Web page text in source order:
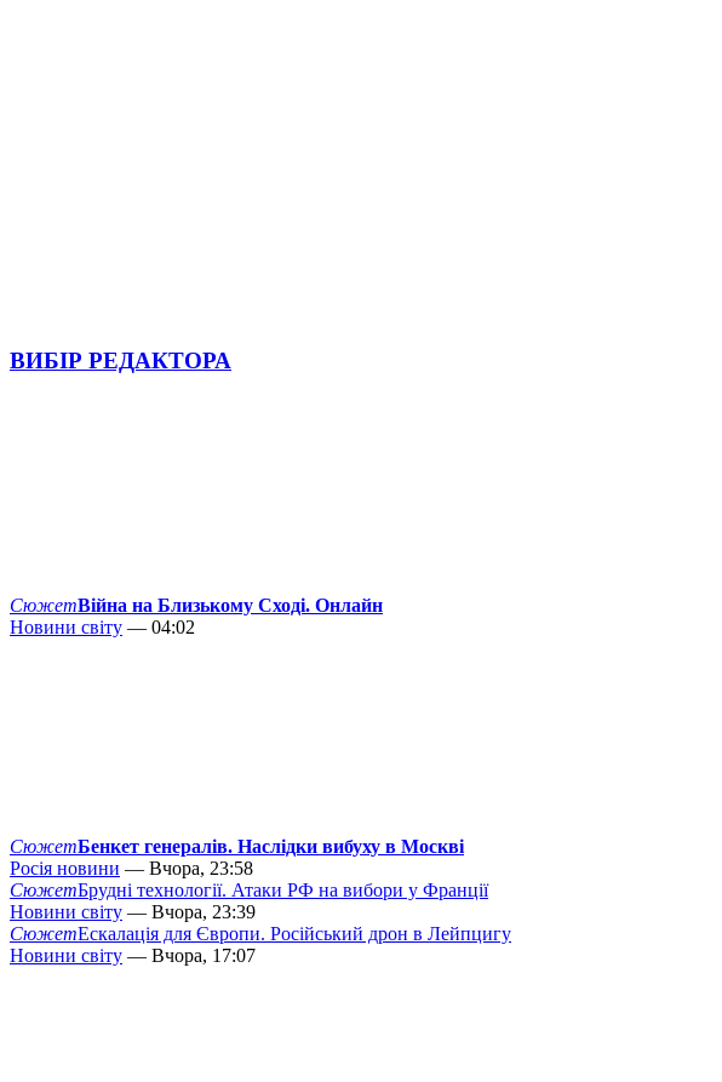
ВИБІР РЕДАКТОРА
СюжетВійна на Близькому Сході. Онлайн
Новини світу — 04:02
СюжетБенкет генералів. Наслідки вибуху в Москві
Росія новини — Вчора, 23:58
СюжетБрудні технології. Атаки РФ на вибори у Франції
Новини світу — Вчора, 23:39
СюжетЕскалація для Європи. Російський дрон в Лейпцигу
Новини світу — Вчора, 17:07